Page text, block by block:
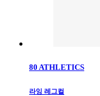
80 ATHLETICS
라잉 레그컬